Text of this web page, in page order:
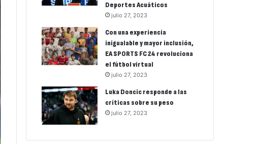
Deportes Acuáticos
julio 27, 2023
Con una experiencia
inigualable y mayor inclusión,
EA SPORTS FC 24 revoluciona
el fútbol virtual
julio 27, 2023
Luka Doncic responde a las
críticas sobre su peso
julio 27, 2023